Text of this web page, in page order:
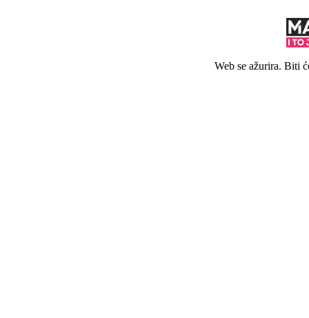
Web se ažurira. Biti